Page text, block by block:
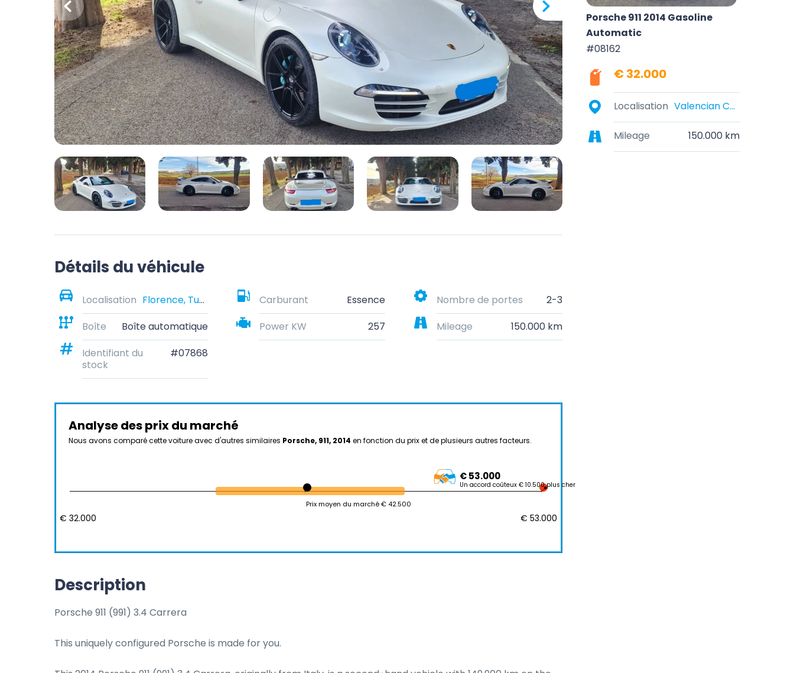
Détails du véhicule
Localisation Florence, Tuscany, Italy Carburant Essence Nombre de portes
2-3
Boîte
Boîte automatique Power KW 257 Mileage
150.000 km
Identifiant du
stock
#07868
Analyse des prix du marché
Nous avons comparé cette voiture avec d'autres similaires Porsche, 911, 2014 en fonction du prix et de plusieurs autres facteurs.
€ 53.000
Un accord coûteux € 10.500 plus cher
Prix moyen du marché € 42.500
€ 32.000 € 53.000
Description
Porsche 911 (991) 3.4 Carrera
This uniquely configured Porsche is made for you.
Porsche 911 2014 Gasoline
Automatic
#08162
€ 32.000
Localisation Valencian Community, Spain
Mileage 150.000 km